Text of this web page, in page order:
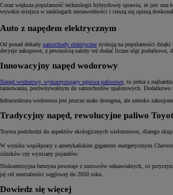
Coraz większa popularność technologii hybrydowej sprawia, że jest
wysokie miejsca w rankingach niezawodności i cieszą się opinią
Auto z napędem elektrycznym
Od ponad dekady samochody elektryczne zyskują na popularności dzięki
decyzje zakupowe, z pewnością należy też dodać liczne ulgi
Innowacyjny napęd wodorowy
Napęd wodorowy, wykorzystujący ogniwa paliwowe , to jedna z
tankowania, porównywalnym do samochodów spalinowych. Dodatkowo
Infrastruktura wodorowa jest jeszcze mało dostępna, ale szeroko
Tradycyjny napęd, rewolucyjne paliwo
Toyota podchodzi do aspektów ekologicznych wielotorowo, dlatego
W wyniku współpracy z amerykańskim gigantem energetycznym
silników czy wymiany pojazdów.
Niskoemisyjna benzyna powstaje z surowców odnawialnych, co
jej cel neutralności węglowej do 2050 roku.
Dowiedz się więcej